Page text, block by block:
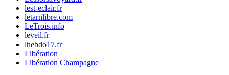
lest-eclair.fr
letarnlibre.com
LeTrois.info
leveil.fr
lhebdo17.fr
Libération
Libération Champagne